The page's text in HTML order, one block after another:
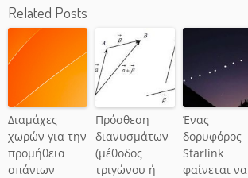
Related Posts
Διαμάχες
χωρών για την
προμήθεια
σπάνιων
Πρόσθεση
διανυσμάτων
(μέθοδος
τριγώνου ή
Ένας
δορυφόρος
Starlink
φαίνεται να